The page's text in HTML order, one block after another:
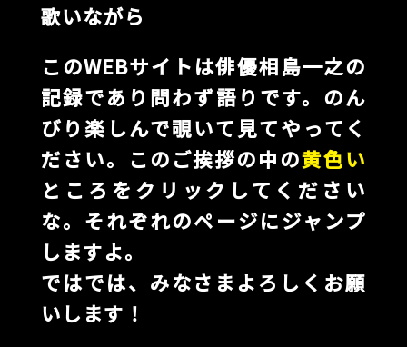
歌いながら
このWEBサイトは俳優相島一之の
記録であり問わず語りです。のん
びり楽しんで覗いて見てやってく
ださい。このご挨拶の中の黄色い
ところをクリックしてください
な。それぞれのページにジャンプ
しますよ。
ではでは、みなさまよろしくお願
いします！